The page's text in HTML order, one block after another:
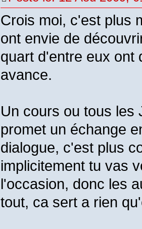
Crois moi, c'est plus
ont envie de
quart d'entre eux ont
avance.
Un cours ou tous les
promet un échange
dialogue, c'est plus
implicitement tu vas
l'occasion, donc les
tout, ca sert a rien